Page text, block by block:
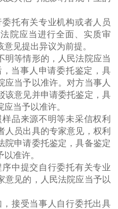
托有关专业机构或者人员
院应当进行全面、实质审
见提出异议为前提。
等情形的，人民法院应当
当事人申请委托鉴定，具
应当予以准许。对方当事人
该意见并申请委托鉴定，具
当予以准许。
来源不明等未采信权利
人员出具的专家意见，权利
院申请委托鉴定，具备鉴定
准许。
中提交自行委托有关专业
意见的，人民法院应当予以
接受当事人自行委托出具